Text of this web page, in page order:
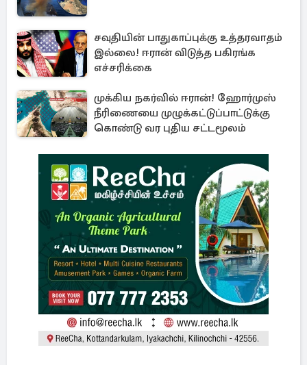
சவுதியின் பாதுகாப்புக்கு உத்தரவாதம்
இல்லை! ஈரான் விடுத்த பகிரங்க
எச்சரிக்கை
முக்கிய நகர்வில் ஈரான்! ஹோர்முஸ்
நீரிணையை முழுக்கட்டுப்பாட்டுக்கு
கொண்டு வர புதிய சட்டமூலம்